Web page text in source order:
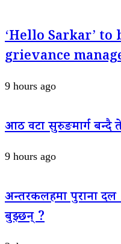
‘Hello Sarkar’
grievance
9 hours ago
आठ वटा सुरुङमार्ग बन्दै
9 hours ago
अन्तरकलहमा पुराना
बुझ्छन् ?